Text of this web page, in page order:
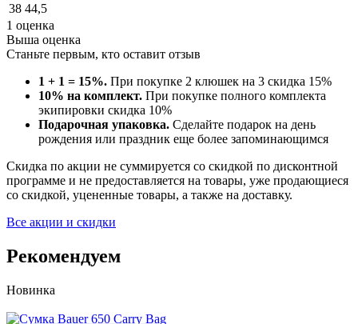
38 44,5
1 оценка
Выша оценка
Станьте первым, кто оставит отзыв
1 + 1 = 15%. При покупке 2 клюшек на 3 скидка 15%
10% на комплект. При покупке полного комплекта
экипировки скидка 10%
Подарочная упаковка. Сделайте подарок на день
рождения или праздник еще более запоминающимся
Скидка по акции не суммируется со скидкой по дисконтной
программе и не предоставляется на товары, уже продающиеся
со скидкой, уцененные товары, а также на доставку.
Все акции и скидки
Рекомендуем
Новинка